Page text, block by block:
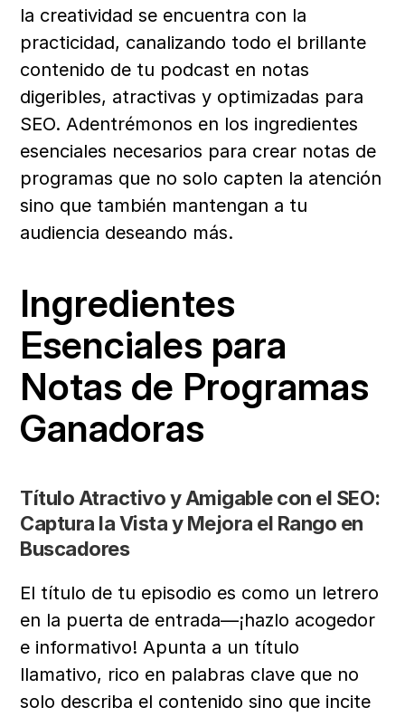
la creatividad se encuentra con la
practicidad, canalizando todo el brillante
contenido de tu podcast en notas
digeribles, atractivas y optimizadas para
SEO. Adentrémonos en los ingredientes
esenciales necesarios para crear notas de
programas que no solo capten la atención
sino que también mantengan a tu
audiencia deseando más.
Ingredientes
Esenciales para
Notas de Programas
Ganadoras
Título Atractivo y Amigable con el SEO:
Captura la Vista y Mejora el Rango en
Buscadores
El título de tu episodio es como un letrero
en la puerta de entrada—¡hazlo acogedor
e informativo! Apunta a un título
llamativo, rico en palabras clave que no
solo describa el contenido sino que incite